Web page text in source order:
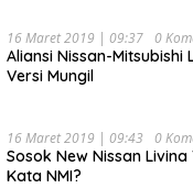
16 Maret 2019 | 09:37 0
Aliansi Nissan-Mitsubishi
Versi Mungil
16 Maret 2019 | 09:43 0
Sosok New Nissan
Kata NMI?